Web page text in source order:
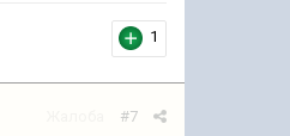
1
#7